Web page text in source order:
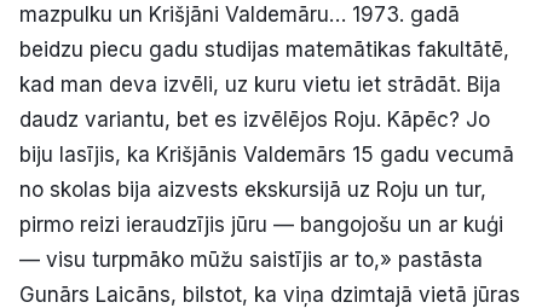
mazpulku un Krišjāni Valdemāru… 1973. gadā
beidzu piecu gadu studijas matemātikas fakultātē,
kad man deva izvēli, uz kuru vietu iet strādāt. Bija
daudz variantu, bet es izvēlējos Roju. Kāpēc? Jo
biju lasījis, ka Krišjānis Valdemārs 15 gadu vecumā
no skolas bija aizvests ekskursijā uz Roju un tur,
pirmo reizi ieraudzījis jūru — bangojošu un ar kuģi
— visu turpmāko mūžu saistījis ar to,» pastāsta
Gunārs Laicāns, bilstot, ka viņa dzimtajā vietā jūras